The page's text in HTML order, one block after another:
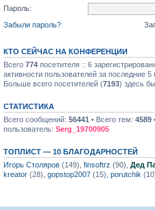
Пароль:
Забыли пароль?
КТО СЕЙЧАС НА КОНФЕРЕНЦИИ
Всего 774 посетителя :: 6
активности пользователей за последние 5
Больше всего посетителей (7193) здесь
СТАТИСТИКА
Всего сообщений: 56441 • Всего тем: 4589
пользователь: Serg_19700905
ТОПЛИСТ — 10 БЛАГОДАРНОСТЕЙ
Игорь Столяров (149), finsoftrz (90), Дед
kreator (28), gopstop2007 (15), porutchik